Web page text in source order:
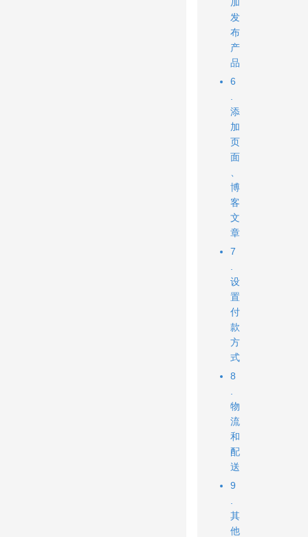
发
布
产
品
6
添
加
页
面
博
客
文
章
7
设
置
付
款
方
式
8
物
流
和
配
送
9
其
他